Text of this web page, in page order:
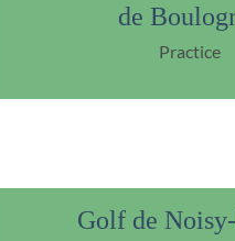
de
Practice
Golf de